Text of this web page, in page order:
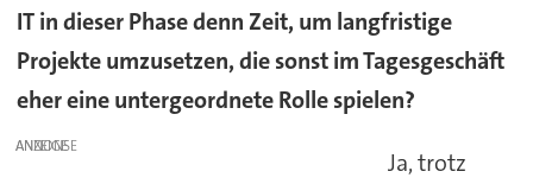
IT in dieser Phase denn Zeit, um langfristige
Projekte umzusetzen, die sonst im Tagesgeschäft
eher eine untergeordnete Rolle spielen?
ANZEIGE
Ja, trotz